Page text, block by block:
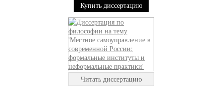
Купить диссертацию
Читать диссертацию